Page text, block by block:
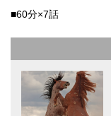
■60分×7話